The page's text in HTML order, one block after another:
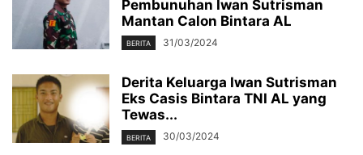
Pembunuhan Iwan Sutrisman
Mantan Calon Bintara AL
BERITA 31/03/2024
Derita Keluarga Iwan Sutrisman
Eks Casis Bintara TNI AL yang
Tewas...
BERITA 30/03/2024